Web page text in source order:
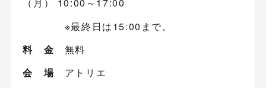
（月） 10:00～17:00
※最終日は15:00まで。
料 金 無料
会 場 アトリエ